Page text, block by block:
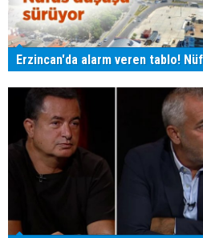
Erzincan'da alarm veren tablo!